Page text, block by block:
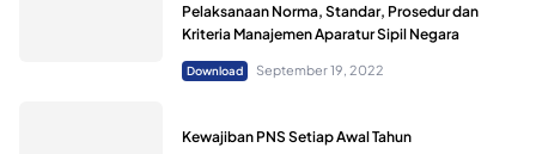
Pelaksanaan Norma, Standar, Prosedur dan
Kriteria Manajemen Aparatur Sipil Negara
Download September 19, 2022
Kewajiban PNS Setiap Awal Tahun